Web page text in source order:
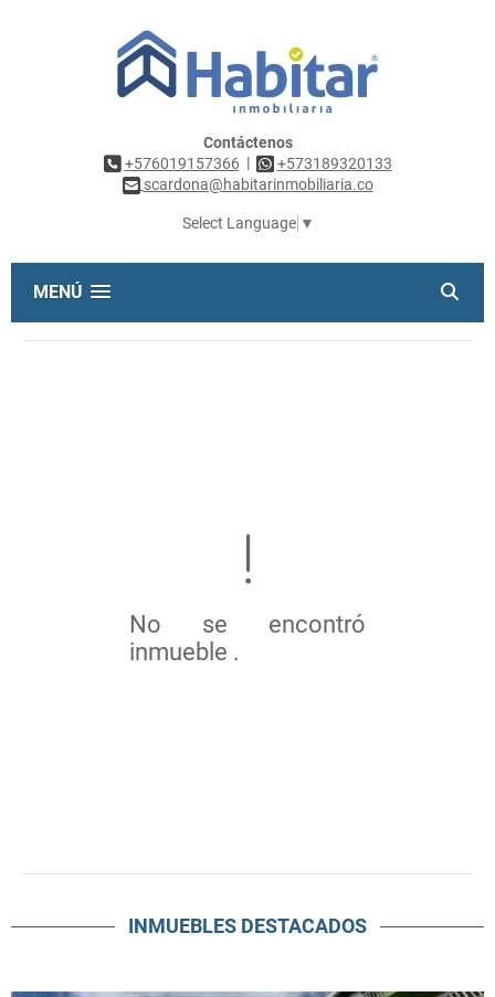
Contáctenos
+576019157366 |
+573189320133
scardona@habitarinmobiliaria.co
Select Language ▼
MENÚ
No se encontró
inmueble .
INMUEBLES DESTACADOS